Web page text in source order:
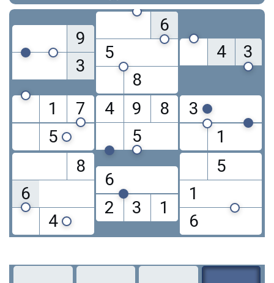
9
3
6
5
8
4 3
1
7
5
4 9
8
5
3
1
8
6
4
6
2
3 1
5
1
6